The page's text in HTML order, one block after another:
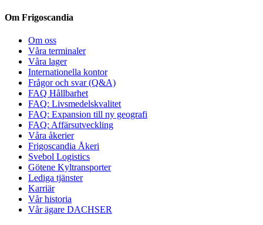
Om Frigoscandia
Om oss
Våra terminaler
Våra lager
Internationella kontor
Frågor och svar (Q&A)
FAQ Hållbarhet
FAQ: Livsmedelskvalitet
FAQ: Expansion till ny geografi
FAQ: Affärsutveckling
Våra åkerier
Frigoscandia Åkeri
Svebol Logistics
Götene Kyltransporter
Lediga tjänster
Karriär
Vår historia
Vår ägare DACHSER